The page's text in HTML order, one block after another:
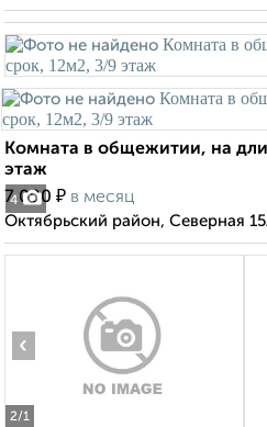
4
Комната в общежитии, на
этаж
7 000 ₽ в месяц
Октябрьский район, Северная
2/1
‹